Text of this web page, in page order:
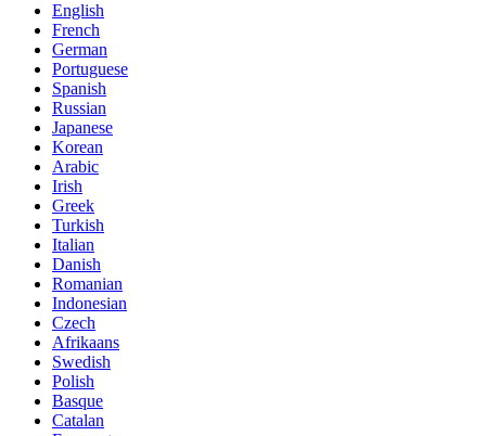
English
French
German
Portuguese
Spanish
Russian
Japanese
Korean
Arabic
Irish
Greek
Turkish
Italian
Danish
Romanian
Indonesian
Czech
Afrikaans
Swedish
Polish
Basque
Catalan